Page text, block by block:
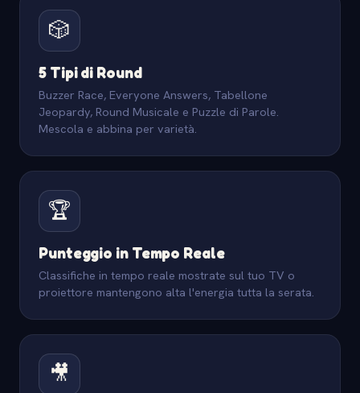
🎲
5 Tipi di Round
Buzzer Race, Everyone Answers, Tabellone
Jeopardy, Round Musicale e Puzzle di Parole.
Mescola e abbina per varietà.
🏆
Punteggio in Tempo Reale
Classifiche in tempo reale mostrate sul tuo TV o
proiettore mantengono alta l'energia tutta la serata.
🎥